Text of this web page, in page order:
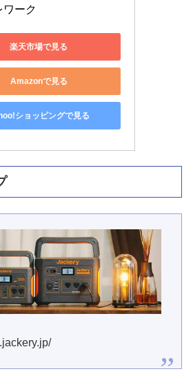
ワーク
楽天市場で見る
Amazonで見る
ショッピングで見る